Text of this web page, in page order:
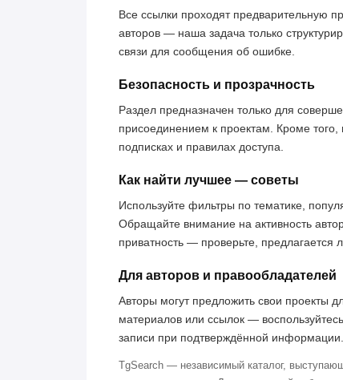
Все ссылки проходят предварительную
авторов — наша задача только
связи для сообщения об ошибке.
Безопасность и прозрачность
Раздел предназначен только для
присоединением к проектам. Кроме того,
подписках и правилах доступа.
Как найти лучшее — советы
Используйте фильтры по тематике,
Обращайте внимание на активность
приватность — проверьте,
Для авторов и правообладателей
Авторы могут предложить свои проекты
материалов или ссылок —
записи при подтверждённой информации.
TgSearch — независимый каталог,